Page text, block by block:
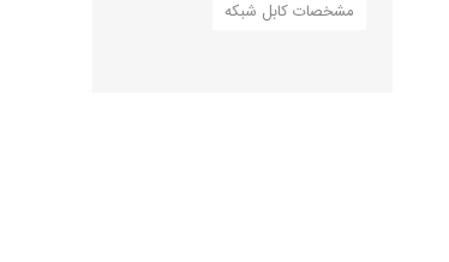
مشخصات کابل شبکه